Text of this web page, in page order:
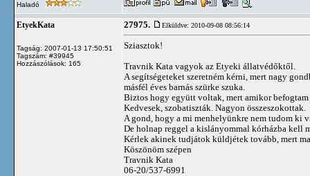
Haladó
EtyekKata
Tagság: 2007-01-13 17:50:51
Tagszám: #39945
Hozzászólások: 165
27975. Elküldve: 2010-09-08 08:56:14
Sziasztok!
Travnik Kata vagyok az Etyeki állatvédőktől.
A segítségeteket szeretném kérni, mert nagy
másfél éves barnás szürke szuka.
Biztos hogy együtt voltak, mert amikor
Kedvesek, szobatiszták. Nagyon összeszokottak.
A gond, hogy a mi menhelyünkre nem tudom
De holnap reggel a kislányommal kórházba kell
Kérlek akinek tudjátok küldjétek tovább, mert
Köszönöm szépen
Travnik Kata
06-20/537-6991